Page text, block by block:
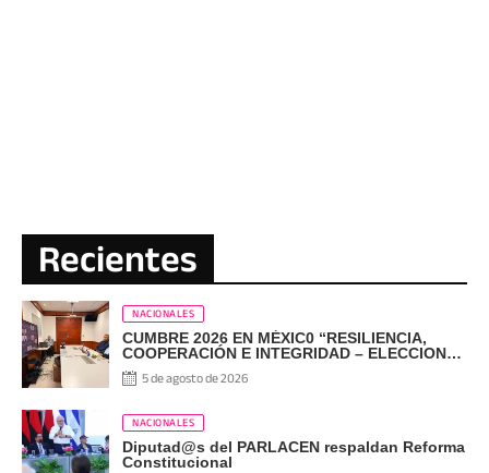
Recientes
NACIONALES
CUMBRE 2026 EN MÉXIC0 “RESILIENCIA,
COOPERACIÓN E INTEGRIDAD – ELECCIONES
EN EL SIGLO XXI”
5 de agosto de 2026
NACIONALES
Diputad@s del PARLACEN respaldan Reforma
Constitucional